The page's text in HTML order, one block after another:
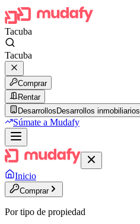
Tacuba
Tacuba
Comprar
Rentar
Desarrollos Desarrollos inmobiliarios
Súmate a Mudafy
Inicio
Comprar
Por tipo de propiedad